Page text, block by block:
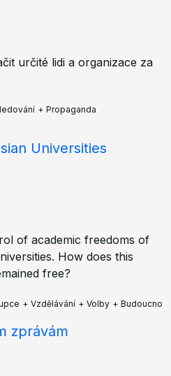
určité lidi a organizace za
+ Propaganda
Universities
of academic freedoms of
How does this
free?
+ Vzdělávání + Volby + Budoucnost
zprávám